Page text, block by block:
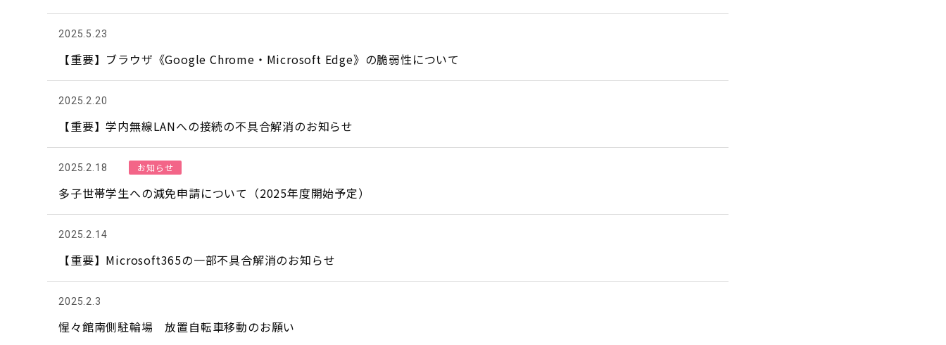
2025.5.23
【重要】ブラウザ《Google Chrome・Microsoft Edge》の脆弱性について
2025.2.20
【重要】学内無線LANへの接続の不具合解消のお知らせ
2025.2.18 お知らせ
多子世帯学生への減免申請について（2025年度開始予定）
2025.2.14
【重要】Microsoft365の一部不具合解消のお知らせ
2025.2.3
惺々館南側駐輪場 放置自転車移動のお願い